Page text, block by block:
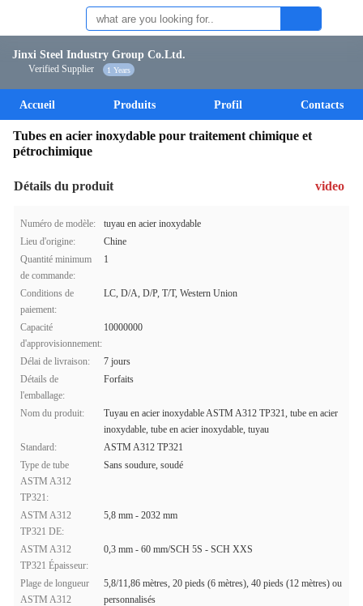
Jinxi Steel Industry Group Co.Ltd.
Verified Supplier 1 Years
Accueil Produits Profil Contacts
Tubes en acier inoxydable pour traitement chimique et
pétrochimique
Détails du produit video
Numéro de modèle:
tuyau en acier inoxydable
Lieu d'origine:
Chine
Quantité minimum
de commande:
1
Conditions de
paiement:
LC, D/A, D/P, T/T, Western Union
Capacité
d'approvisionnement:
10000000
Délai de livraison:
7 jours
Détails de
l'emballage:
Forfaits
Nom du produit:
Tuyau en acier inoxydable ASTM A312 TP321, tube en acier
inoxydable, tube en acier inoxydable, tuyau
Standard:
ASTM A312 TP321
Type de tube
ASTM A312
TP321:
Sans soudure, soudé
ASTM A312
TP321 DE:
5,8 mm - 2032 mm
ASTM A312
TP321 Épaisseur:
0,3 mm - 60 mm/SCH 5S - SCH XXS
Plage de longueur
ASTM A312
5,8/11,86 mètres, 20 pieds (6 mètres), 40 pieds (12 mètres) ou
personnalisés